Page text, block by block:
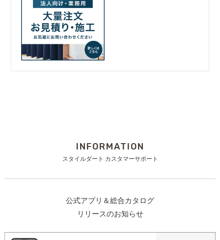
INFORMATION
スタイルダート カスタマーサポート
公式アプリ＆総合カタログ
リリースのお知らせ